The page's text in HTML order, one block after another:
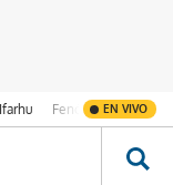
Ifarhu Fenómeno de El
EN VIVO